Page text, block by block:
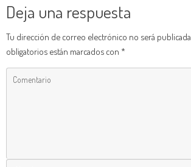
Deja una respuesta
Tu dirección de correo electrónico no será publicada.
obligatorios están marcados con *